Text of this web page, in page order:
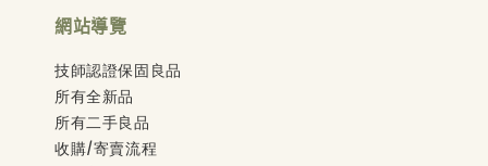
網站導覽
技師認證保固良品
所有全新品
所有二手良品
收購/寄賣流程